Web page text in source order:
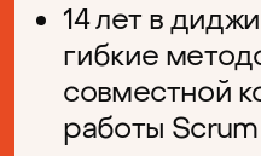
Куратор
Алекс Шляхова